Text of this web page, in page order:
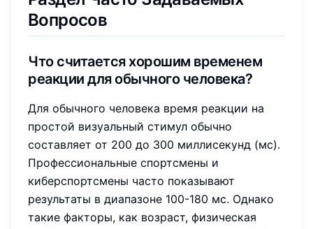
Вопросов
Что считается хорошим временем
реакции для обычного человека?
Для обычного человека время реакции на
простой визуальный стимул обычно
составляет от 200 до 300 миллисекунд (мс).
Профессиональные спортсмены и
киберспортсмены часто показывают
результаты в диапазоне 100-180 мс. Однако
такие факторы, как возраст, физическая